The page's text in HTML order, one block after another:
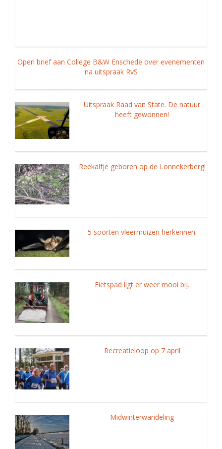
Open brief aan College B&W Enschede over evenementen
na uitspraak RvS
Uitspraak Raad van State. De natuur
heeft gewonnen!
Reekalfje geboren op de Lonnekerberg!
5 soorten vleermuizen herkennen.
Fietspad ligt er weer mooi bij.
Recreatieloop op 7 april
Midwinterwandeling